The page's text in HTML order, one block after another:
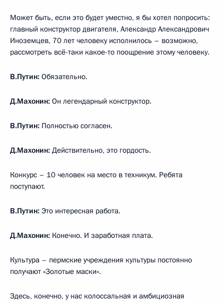
Может быть, если это будет уместно, я бы хотел попросить:
главный конструктор двигателя, Александр Александрович
Иноземцев, 70 лет человеку исполнилось – возможно,
рассмотреть всё-таки какое-то поощрение этому человеку.
В.Путин: Обязательно.
Д.Махонин: Он легендарный конструктор.
В.Путин: Полностью согласен.
Д.Махонин: Действительно, это гордость.
Конкурс – 10 человек на место в техникум. Ребята
поступают.
В.Путин: Это интересная работа.
Д.Махонин: Конечно. И заработная плата.
Культура – пермские учреждения культуры постоянно
получают «Золотые маски».
Здесь, конечно, у нас колоссальная и амбициозная